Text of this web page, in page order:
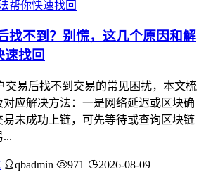
找不到？别慌，这几个原因和解
速找回
交易后找不到交易的常见困扰，本文梳
应解决方法：一是网络延迟或区块确
未成功上链，可先等待或查询区块链
...
qbadmin 971 2026-08-09